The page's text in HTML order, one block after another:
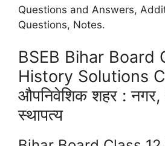
Questions and Answers,
Questions, Notes.
BSEB Bihar Board
History Solutions
औपनिवेशिक शहर : नगर,
स्थापत्य